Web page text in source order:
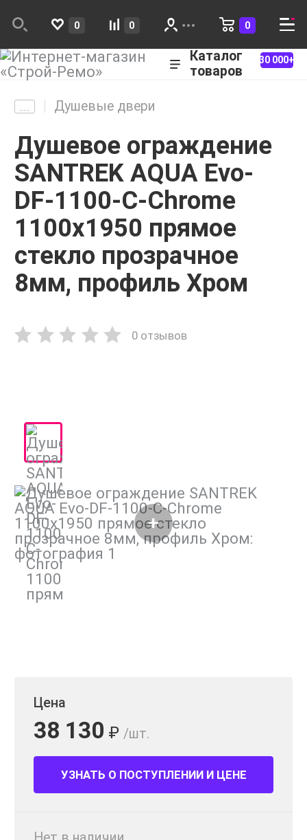
0 0 0
Каталог
товаров
30 000+
Душевые двери
Душевое ограждение
SANTREK AQUA Evo-
DF-1100-C-Chrome
1100х1950 прямое
стекло прозрачное
8мм, профиль Хром
0 отзывов
Цена
38 130 ₽ /шт.
УЗНАТЬ О ПОСТУПЛЕНИИ И ЦЕНЕ